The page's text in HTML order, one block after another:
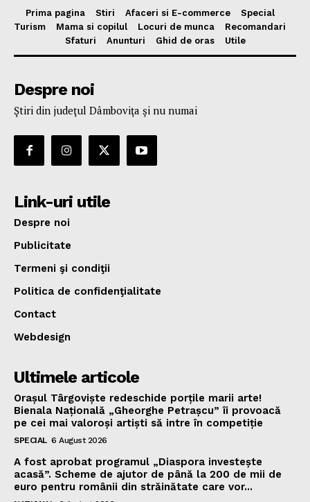
Prima pagina Stiri Afaceri si E-commerce
Special
Turism
Mama si copilul Locuri de munca
Recomandari
Sfaturi
Anunturi Ghid de oras Utile
Despre noi
Ştiri din judeţul Dâmboviţa şi nu numai
Link-uri utile
Despre noi
Publicitate
Termeni şi condiţii
Politica de confidenţialitate
Contact
Webdesign
Ultimele articole
Orașul Târgoviște redeschide porțile marii arte!
Bienala Națională „Gheorghe Petrașcu” îi provoacă
pe cei mai valoroși artiști să intre în competiție
SPECIAL 6 August 2026
A fost aprobat programul „Diaspora investește
acasă”. Scheme de ajutor de până la 200 de mii de
euro pentru românii din străinătate care vor...